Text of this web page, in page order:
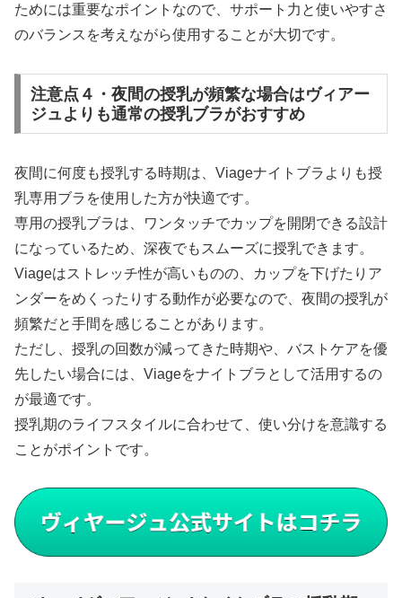
ためには重要なポイントなので、サポート力と使いやすさ
のバランスを考えながら使用することが大切です。
注意点４・夜間の授乳が頻繁な場合はヴィアー
ジュよりも通常の授乳ブラがおすすめ
夜間に何度も授乳する時期は、Viageナイトブラよりも授
乳専用ブラを使用した方が快適です。
専用の授乳ブラは、ワンタッチでカップを開閉できる設計
になっているため、深夜でもスムーズに授乳できます。
Viageはストレッチ性が高いものの、カップを下げたりア
ンダーをめくったりする動作が必要なので、夜間の授乳が
頻繁だと手間を感じることがあります。
ただし、授乳の回数が減ってきた時期や、バストケアを優
先したい場合には、Viageをナイトブラとして活用するの
が最適です。
授乳期のライフスタイルに合わせて、使い分けを意識する
ことがポイントです。